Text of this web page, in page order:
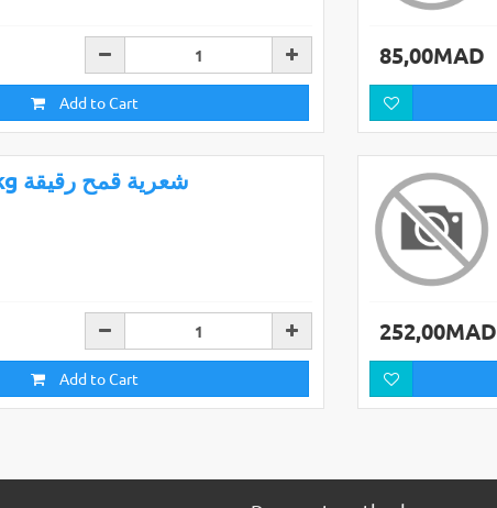
Add to Cart
85,00MAD
10kg شعرية قمح رقيقة
Add to Cart
252,00MAD